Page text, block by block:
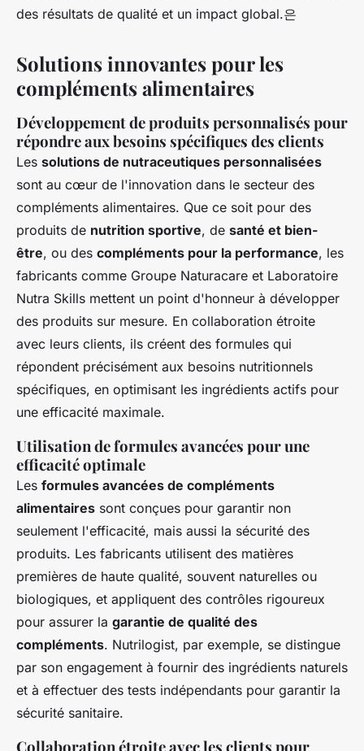
des résultats de qualité et un impact global.은
Solutions innovantes pour les
compléments alimentaires
Développement de produits personnalisés pour
répondre aux besoins spécifiques des clients
Les solutions de nutraceutiques personnalisées
sont au cœur de l'innovation dans le secteur des
compléments alimentaires. Que ce soit pour des
produits de nutrition sportive, de santé et bien-
être, ou des compléments pour la performance, les
fabricants comme Groupe Naturacare et Laboratoire
Nutra Skills mettent un point d'honneur à développer
des produits sur mesure. En collaboration étroite
avec leurs clients, ils créent des formules qui
répondent précisément aux besoins nutritionnels
spécifiques, en optimisant les ingrédients actifs pour
une efficacité maximale.
Utilisation de formules avancées pour une
efficacité optimale
Les formules avancées de compléments
alimentaires sont conçues pour garantir non
seulement l'efficacité, mais aussi la sécurité des
produits. Les fabricants utilisent des matières
premières de haute qualité, souvent naturelles ou
biologiques, et appliquent des contrôles rigoureux
pour assurer la garantie de qualité des
compléments. Nutrilogist, par exemple, se distingue
par son engagement à fournir des ingrédients naturels
et à effectuer des tests indépendants pour garantir la
sécurité sanitaire.
Collaboration étroite avec les clients pour